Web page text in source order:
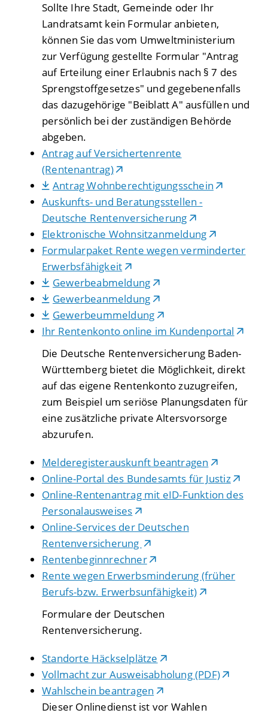
Sollte Ihre Stadt, Gemeinde oder Ihr
Landratsamt kein Formular anbieten,
können Sie das vom Umweltministerium
zur Verfügung gestellte Formular "Antrag
auf Erteilung einer Erlaubnis nach § 7 des
Sprengstoffgesetzes" und gegebenenfalls
das dazugehörige "Beiblatt A" ausfüllen und
persönlich bei der zuständigen Behörde
abgeben.
Antrag auf Versichertenrente
(Rentenantrag)
Antrag Wohnberechtigungsschein
Auskunfts- und Beratungsstellen -
Deutsche Rentenversicherung
Elektronische Wohnsitzanmeldung
Formularpaket Rente wegen verminderter
Erwerbsfähigkeit
Gewerbeabmeldung
Gewerbeanmeldung
Gewerbeummeldung
Ihr Rentenkonto online im Kundenportal
Die Deutsche Rentenversicherung Baden-
Württemberg bietet die Möglichkeit, direkt
auf das eigene Rentenkonto zuzugreifen,
zum Beispiel um seriöse Planungsdaten für
eine zusätzliche private Altersvorsorge
abzurufen.
Melderegisterauskunft beantragen
Online-Portal des Bundesamts für Justiz
Online-Rentenantrag mit eID-Funktion des
Personalausweises
Online-Services der Deutschen
Rentenversicherung
Rentenbeginnrechner
Rente wegen Erwerbsminderung (früher
Berufs-bzw. Erwerbsunfähigkeit)
Formulare der Deutschen
Rentenversicherung.
Standorte Häckselplätze
Vollmacht zur Ausweisabholung (PDF)
Wahlschein beantragen
Dieser Onlinedienst ist vor Wahlen